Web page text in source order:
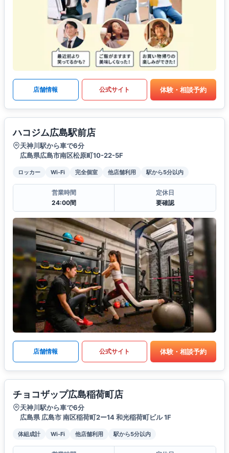
店舗情報 公式サイト 体験・相談予約
ハコジム広島駅前店
天神川駅から車で6分
広島県広島市南区松原町10-22-5F
ロッカー Wi-Fi 完全個室 他店舗利用 駅から5分以内
営業時間
24:00間
定休日
要確認
店舗情報 公式サイト 体験・相談予約
チョコザップ広島稲荷町店
天神川駅から車で6分
広島県 広島市 南区稲荷町2ー14 和光稲荷町ビル 1F
体組成計 Wi-Fi 他店舗利用 駅から5分以内